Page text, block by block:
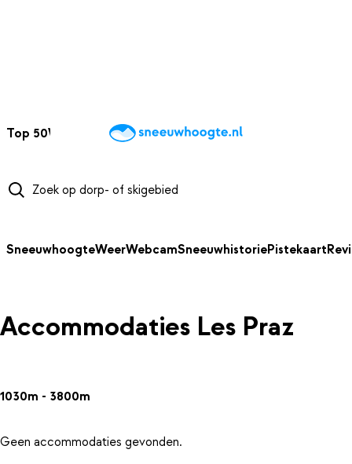
Top 50Webcams WintersportweerKaarten
SneeuwhoogteWeerWebcamSneeuwhistoriePistekaart
Accommodaties Les Praz
1030m - 3800m
Geen accommodaties gevonden.